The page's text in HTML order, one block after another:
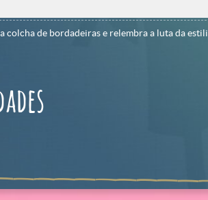
colcha de bordadeiras e relembra a luta da